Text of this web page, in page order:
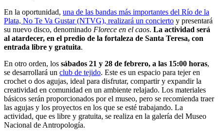
En la oportunidad, una de las bandas más importantes del Río de la
Plata, No Te Va Gustar (NTVG), realizará un concierto y presentará
su nuevo disco, denominado Florece en el caos. La actividad será
al atardecer, en el predio de la fortaleza de Santa Teresa, con
entrada libre y gratuita.
En otro orden, los sábados 21 y 28 de febrero, a las 15:00 horas,
se desarrollará un club de tejido. Este es un espacio para tejer en
crochet o dos agujas, ideal para disfrutar, compartir y expandir la
creatividad en comunidad en un ambiente relajado. Los materiales
básicos serán proporcionados por el museo, pero se recomienda traer
las agujas y los proyectos en los que se esté trabajando. La
actividad, que es libre y gratuita, se realiza en la galería del Museo
Nacional de Antropología.